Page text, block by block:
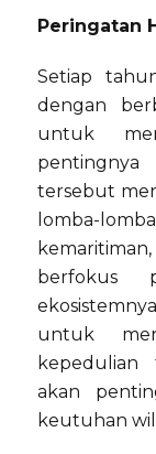
Peringatan
Setiap
dengan
untuk
tersebut
lomba-
berfokus
untuk
kepedulian
akan
keutuhan